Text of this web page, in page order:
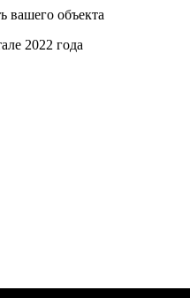
вашего объекта
2022 года